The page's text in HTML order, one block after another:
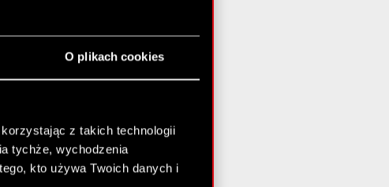
O plikach cookies
z takich technologii
tychże, wychodzenia
kto używa Twoich danych i